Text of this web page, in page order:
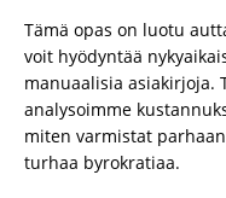
Tämä opas on luotu
voit hyödyntää
manuaalisia asiakirjoja.
analysoimme
miten varmistat
turhaa byrokratiaa.